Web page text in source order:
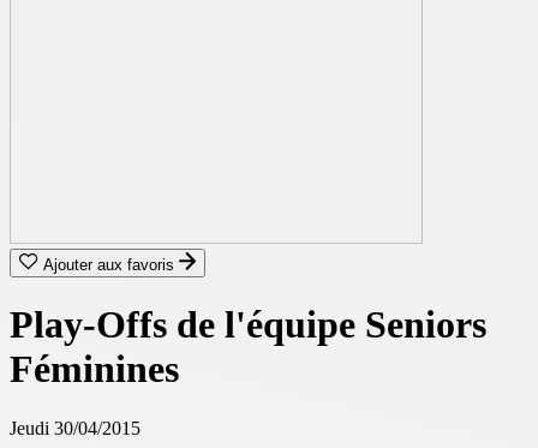
Ajouter aux favoris
Play-Offs de l'équipe Seniors
Féminines
Jeudi 30/04/2015